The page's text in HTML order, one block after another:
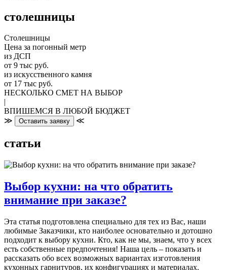
столешницы
Столешницы
Цена за погонный метр
из ДСП
от 9 тыс руб.
из искусственного камня
от 17 тыс руб.
НЕСКОЛЬКО СМЕТ НА ВЫБОР
ВПИШЕМСЯ В ЛЮБОЙ БЮДЖЕТ
≫
Оставить заявку ≪
статьи
Выбор кухни: на что обратить
внимание при заказе?
Эта статья подготовлена специально для тех из Вас, наши
любимые Заказчики, кто наиболее основательно и дотошно
подходит к выбору кухни. Кто, как не мы, знаем, что у всех
есть собственные предпочтения! Наша цель – показать и
рассказать обо всех возможных вариантах изготовления
кухонных гарнитуров, их конфигурациях и материалах.